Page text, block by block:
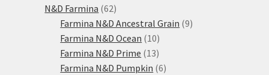
produktů
N&D Farmina 6262
produktů
Farmina N&D Ancestral Grain 99
Farmina N&D Ocean 1010
produktů
Farmina N&D Prime 1313
produktů
Farmina N&D Pumpkin 66